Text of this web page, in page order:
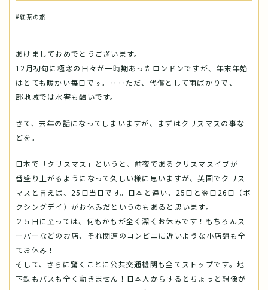
#紅茶の旅
あけましておめでとうございます。
12月初旬に極寒の日々が一時期あったロンドンですが、年末年始
はとても暖かい毎日です。‥‥ただ、代償として雨ばかりで、一
部地域では水害も酷いです。
さて、去年の話になってしまいますが、まずはクリスマスの事な
どを。
日本で「クリスマス」というと、前夜であるクリスマスイブが一
番盛り上がるようになって久しい様に思いますが、英国でクリス
マスと言えば、25日当日です。日本と違い、25日と翌日26日（ボ
クシングデイ）がお休みだというのもあると思います。
２５日に至っては、何もかもが全く潔くお休みです！もちろんス
ーパーなどのお店、それ関連のコンビニに近いような小店舗も全
てお休み！
そして、さらに驚くことに公共交通機関も全てストップです。地
下鉄もバスも全く動きません！日本人からするとちょっと想像が